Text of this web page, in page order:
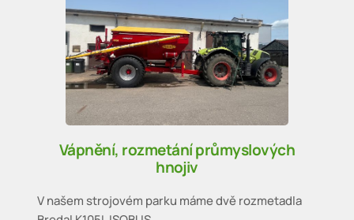
Vápnění, rozmetání průmyslových
hnojiv
V našem strojovém parku máme dvě rozmetadla